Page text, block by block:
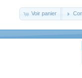
Voir panier